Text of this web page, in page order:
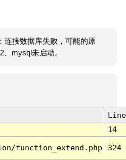
连接数据库失败，可能的原
mysql未启动。
Line
14
function_extend.php 324